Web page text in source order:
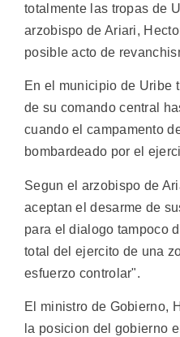
totalmente las tropas de
arzobispo de Ariari,
posible acto de
En el municipio de Uribe
de su comando central
cuando el campamento
bombardeado por el
Segun el arzobispo de
aceptan el desarme de
para el dialogo tampoco
total del ejercito de una
esfuerzo controlar".
El ministro de Gobierno,
la posicion del gobierno